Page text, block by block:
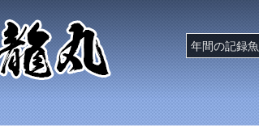
年間の記録魚